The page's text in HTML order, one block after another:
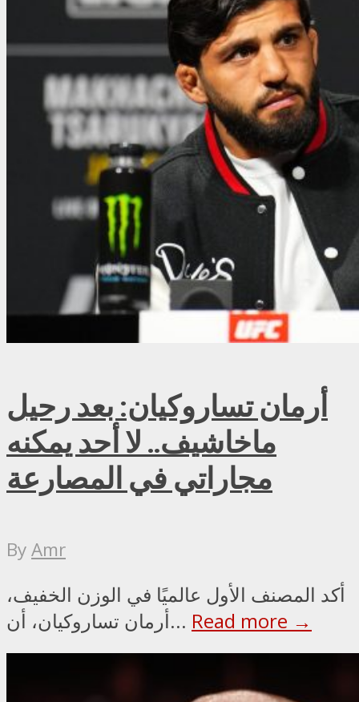
أرمان تساروكيان: بعد رحيل
ماخاشيف.. لا أحد يمكنه
مجاراتي في المصارعة
ByAmr
أكد المصنف الأول عالميًا في الوزن الخفيف،
أرمان تساروكيان، أن... Read more →